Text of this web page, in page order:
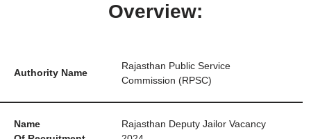
Overview:
Authority Name
Rajasthan Public Service
Commission (RPSC)
Name
Rajasthan Deputy Jailor Vacancy